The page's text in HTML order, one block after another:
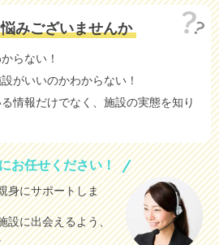
みございませんか
らない！
がいいのかわからない！
情報だけでなく、施設の実態を知り
お任せください！
身にサポートしま
設に出会えるよう、